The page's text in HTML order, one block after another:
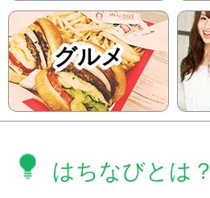
グルメ
はちなびとは？